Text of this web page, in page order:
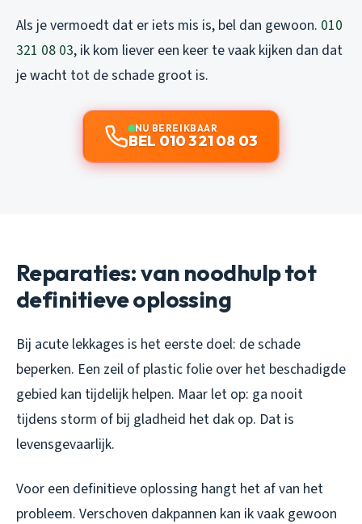
Als je vermoedt dat er iets mis is, bel dan gewoon. 010
321 08 03, ik kom liever een keer te vaak kijken dan dat
je wacht tot de schade groot is.
NU BEREIKBAAR
BEL 010 321 08 03
Reparaties: van noodhulp tot
definitieve oplossing
Bij acute lekkages is het eerste doel: de schade
beperken. Een zeil of plastic folie over het beschadigde
gebied kan tijdelijk helpen. Maar let op: ga nooit
tijdens storm of bij gladheid het dak op. Dat is
levensgevaarlijk.
Voor een definitieve oplossing hangt het af van het
probleem. Verschoven dakpannen kan ik vaak gewoon